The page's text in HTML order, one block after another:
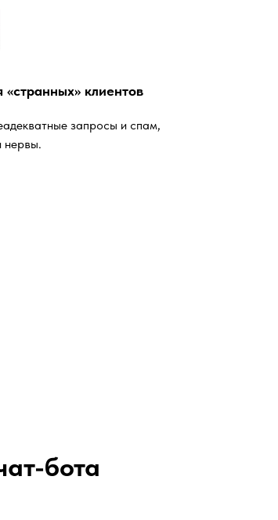
клиентов
запросы и спам,
нервы.
бота